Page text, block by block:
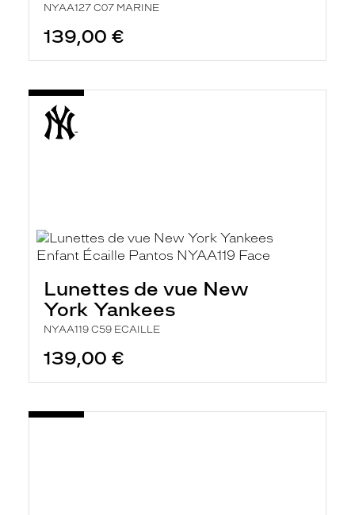
NYAA127 C07 MARINE
139,00 €
Lunettes de vue New
York Yankees
NYAA119 C59 ECAILLE
139,00 €